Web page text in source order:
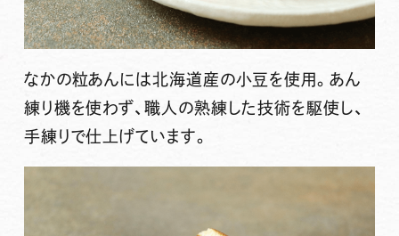
なかの粒あんには北海道産の小豆を使用。あん
練り機を使わず、職人の熟練した技術を駆使し、
手練りで仕上げています。